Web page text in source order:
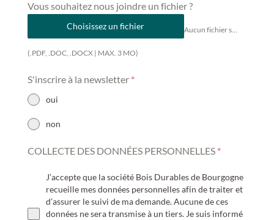
Vous souhaitez nous joindre un fichier ?
Choisissez un fichier Aucun fichier sélectionné
(.PDF, .DOC, .DOCX | MAX. 3 MO)
S'inscrire à la newsletter *
oui
non
COLLECTE DES DONNÉES PERSONNELLES *
J’accepte que la société Bois Durables de Bourgogne
recueille mes données personnelles afin de traiter et
d’assurer le suivi de ma demande. Aucune de ces
données ne sera transmise à un tiers. Je suis informé